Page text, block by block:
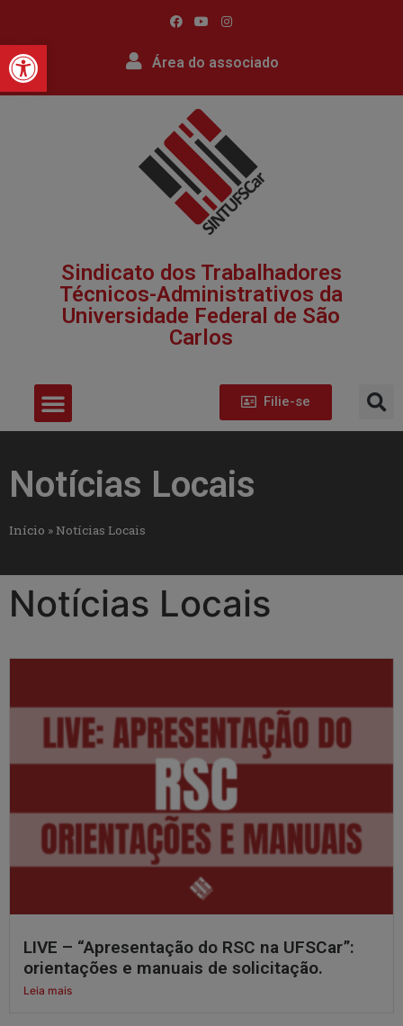
Barra de Ferramentas
Área do associado
Sindicato dos Trabalhadores
Técnicos-Administrativos da
Universidade Federal de São
Carlos​
Filie-se
Notícias Locais
Início »Notícias Locais
Notícias Locais
LIVE – “Apresentação do RSC na UFSCar”:
orientações e manuais de solicitação.
Leia mais